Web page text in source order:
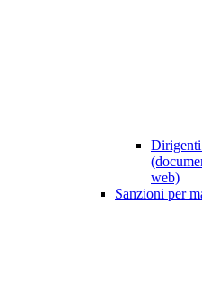
Dirigenti
web)
Sanzioni per